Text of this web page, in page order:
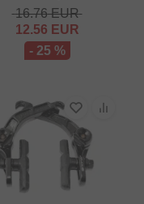
16.76EUR
12.56 EUR
- 25 %